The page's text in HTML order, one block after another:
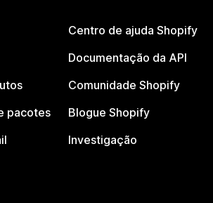
pacotes
Centro de ajuda Shopify
Documentação da API
Comunidade Shopify
Blogue Shopify
Investigação